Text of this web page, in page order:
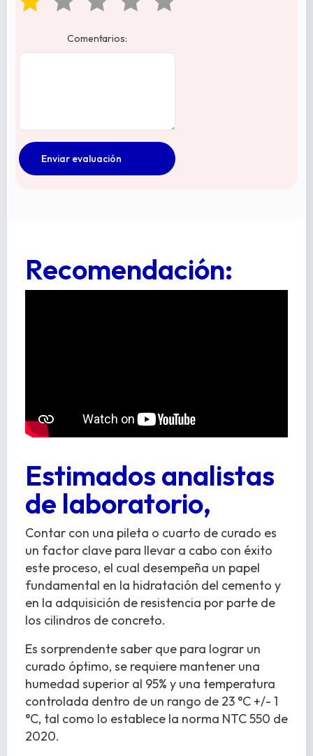
Comentarios:
Recomendación:
Estimados analistas
de laboratorio,
Contar con una pileta o cuarto de curado es
un factor clave para llevar a cabo con éxito
este proceso, el cual desempeña un papel
fundamental en la hidratación del cemento y
en la adquisición de resistencia por parte de
los cilindros de concreto.
Es sorprendente saber que para lograr un
curado óptimo, se requiere mantener una
humedad superior al 95% y una temperatura
controlada dentro de un rango de 23 °C +/- 1
°C, tal como lo establece la norma NTC 550 de
2020.